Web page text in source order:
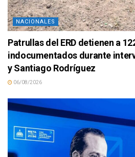
NACIONALES
Patrullas del ERD detienen a
indocumentados durante
y Santiago Rodríguez
06/08/2026